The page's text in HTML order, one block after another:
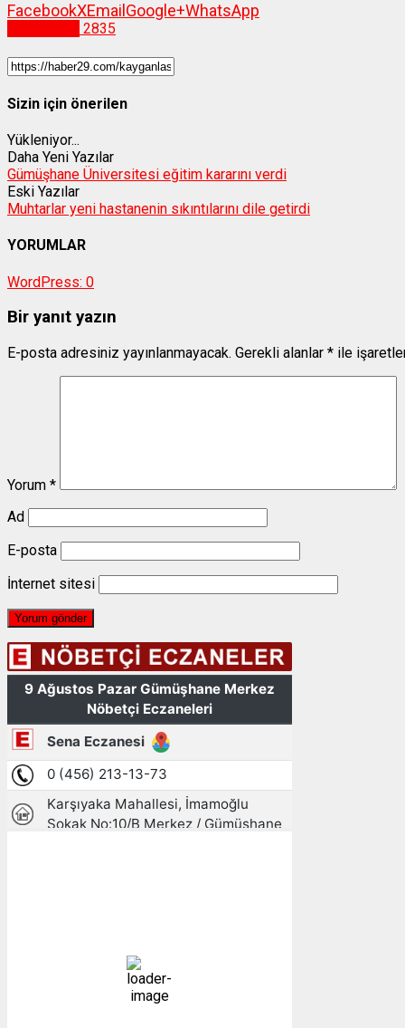
FacebookXEmail Google+WhatsApp
2835
Sizin için önerilen
Yükleniyor...
Daha Yeni Yazılar
Gümüşhane Üniversitesi eğitim kararını verdi
Eski Yazılar
Muhtarlar yeni hastanenin sıkıntılarını dile getirdi
YORUMLAR
WordPress: 0
Bir yanıt yazın
E-posta adresiniz yayınlanmayacak. Gerekli alanlar * ile
Yorum *
Ad
E-posta
İnternet sitesi
45 %
1011 mb